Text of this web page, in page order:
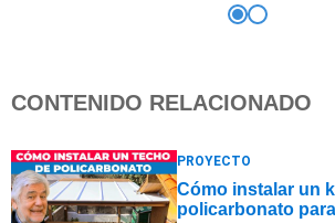
CONTENIDO RELACIONADO
PROYECTO
Cómo instalar un
policarbonato